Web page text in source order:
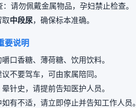
：请勿佩戴金属物品，孕妇禁止检查。
中段尿，确保标本准确。
要说明
口香糖、薄荷糖、饮用饮料。
不要驾车，可由家属陪同。
针史，请提前告知医护人员。
有不适，请立即停止并告知工作人员。